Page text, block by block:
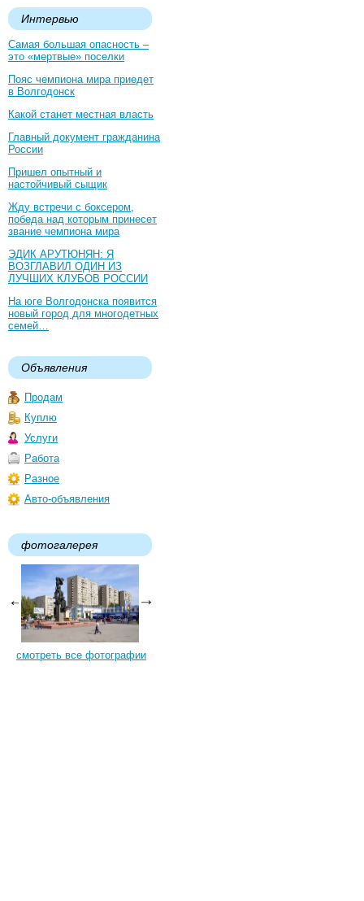
Интервью
Самая большая опасность –
это «мертвые» поселки
Пояс чемпиона мира приедет
в Волгодонск
Какой станет местная власть
Главный документ гражданина
России
Пришел опытный и
настойчивый сыщик
Жду встречи с боксером,
победа над которым принесет
звание чемпиона мира
ЭДИК АРУТЮНЯН: Я
ВОЗГЛАВИЛ ОДИН ИЗ
ЛУЧШИХ КЛУБОВ РОССИИ
На юге Волгодонска появится
новый город для многодетных
семей…
Объявления
Продам
Куплю
Услуги
Работа
Разное
Авто-объявления
фотогалерея
смотреть все фотографии